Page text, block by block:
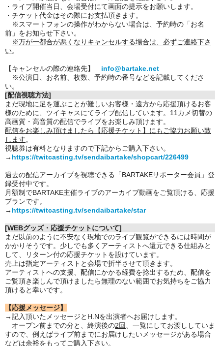
・ライブ開催当日、会場受付にて画面の提示をお願いします。
・チケット代金はその際にお支払頂きます。
※スマートフォンの操作がわからない場合は、予約時の「お名
前」をお知らせ下さい。
※万が一都合が悪くなりキャンセルする場合は、必ずご連絡下さ
い。
【キャンセルの際の連絡先】 info@bartake.net
※公演日、お名前、枚数、予約時の番号などを記載してくださ
い。
[配信視聴方法]
まだ現地に足を運ぶことが難しいお客様・遠方から応援頂けるお客
様のために、ツイキャスにてライブ配信しています。11カメ切替の
高画質・高音質の配信でライブをお楽しみ頂けます。
配信をお楽しみ頂けましたら【応援チケット】にもご協力お願い致
します。
視聴券は有料となりますので下記からご購入下さい。
→ https://twitcasting.tv/sendaibartake/shopcart/226499
過去の配信アーカイブを視聴できる「BARTAKEサポーター会員」登
録受付中です。
月額制でBARTAKE主催ライブのアーカイブ動画をご覧頂ける、応援
プランです。
→ https://twitcasting.tv/sendaibartake/star
[WEBグッズ・応援チケットについて]
まだ以前のように不安なく現地でのライブ観覧ができるには時間が
かかりそうです。少しでも多くアーティストへ還元できる仕組みと
して、リターン付の応援チケットを設けています。
売上は指定アーティストと会場で折半させて頂きます。
アーティストへの支援、配信にかかる経費を捻出するため、配信を
ご覧頂き楽しんで頂けましたら無理のない範囲でお気持ちをご協力
頂けると幸いです。
【応援メッセージ】
→記入頂いたメッセージとH.Nを出演者へお届けします。
オープン前までの分と、終演後の2回
、一覧にしてお渡ししていま
すので、例えばライブ前までにお届けしたいメッセージがある場合
などは余裕をもってご購入下さい。